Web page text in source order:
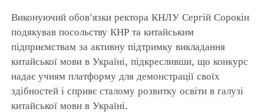
Виконуючий обов'язки ректора КНЛУ Сергій Сорокін
подякував посольству КНР та китайським
підприємствам за активну підтримку викладання
китайської мови в Україні, підкресливши, що конкурс
надає учням платформу для демонстрації своїх
здібностей і сприяє сталому розвитку освіти в галузі
китайської мови в Україні.